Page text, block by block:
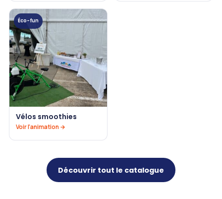
Éco-fun
Vélos smoothies
Voir l'animation →
Découvrir tout le catalogue